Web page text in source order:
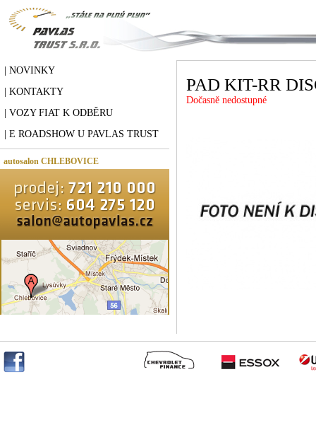
| NOVINKY
| KONTAKTY
| VOZY FIAT K ODBĚRU
| E ROADSHOW U PAVLAS TRUST
autosalon CHLEBOVICE
PAD KIT-RR
Dočasně nedostupné